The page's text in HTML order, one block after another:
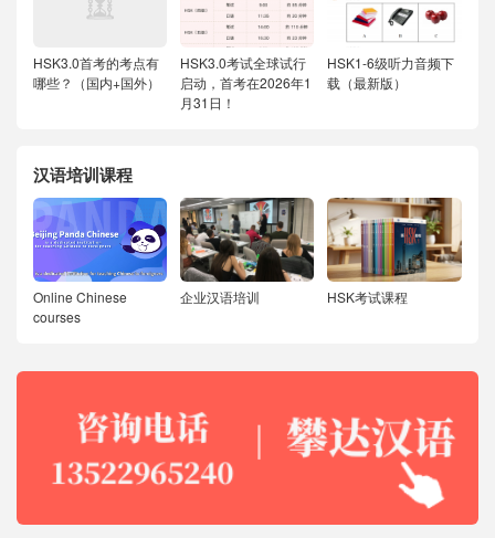
HSK3.0首考的考点有
哪些？（国内+国外）
HSK3.0考试全球试行
启动，首考在2026年1
月31日！
HSK1-6级听力音频下
载（最新版）
汉语培训课程
Online Chinese
courses
企业汉语培训 HSK考试课程